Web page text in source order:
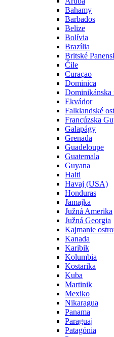
Bahamy
Barbados
Belize
Bolívia
Brazília
Britské
Čile
Curaçao
Dominica
Dominikánska
Ekvádor
Falklandské
Francúzska
Galapágy
Grenada
Guadeloupe
Guatemala
Guyana
Haiti
Havaj (USA)
Honduras
Jamajka
Južná Amerika
Južná Georgia
Kajmanie
Kanada
Karibik
Kolumbia
Kostarika
Kuba
Martinik
Mexiko
Nikaragua
Panama
Paraguaj
Patagónia